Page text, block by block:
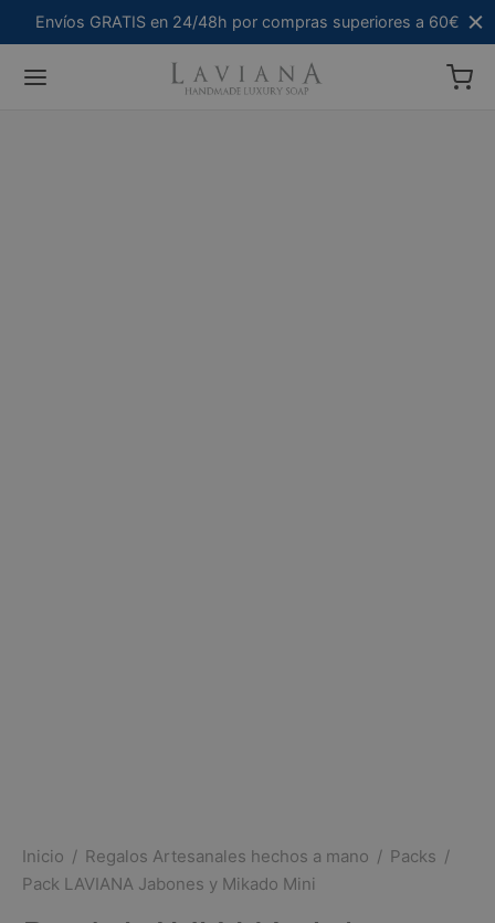
Envíos GRATIS en 24/48h por compras superiores a 60€
Inicio / Regalos Artesanales hechos a mano / Packs /
Pack LAVIANA Jabones y Mikado Mini